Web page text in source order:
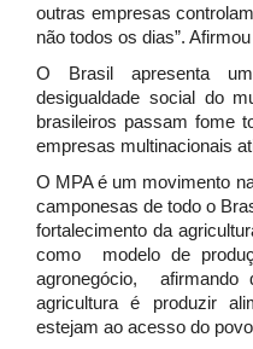
outras empresas
não todos os dias”.
O Brasil apresenta
desigualdade social do
brasileiros passam fome
empresas multinacionais
O MPA é um movimento
camponesas de todo o
fortalecimento da
como modelo de
agronegócio, afirmando
agricultura é produzir
estejam ao acesso do